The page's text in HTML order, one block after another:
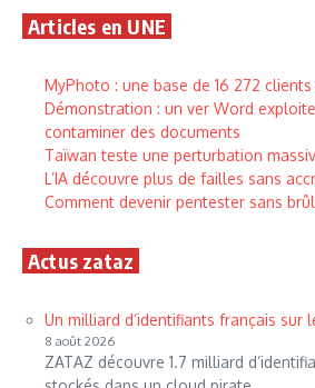
Articles en UNE
MyPhoto : une base de 16 272
Démonstration : un ver Word
contaminer des documents
Taïwan teste une perturbation
L’IA découvre plus de failles sans
Comment devenir pentester sans
Actus zataz
Un milliard d’identifiants français sur
8 août 2026
ZATAZ découvre 1.7 milliard